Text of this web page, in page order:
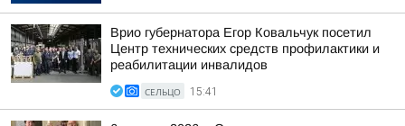
Врио губернатора Егор Ковальчук посетил
Центр технических средств профилактики и
реабилитации инвалидов
СЕЛЬЦО 15:41